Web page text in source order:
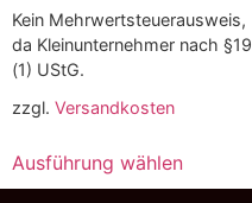
Kein Mehrwertsteuerausweis,
da Kleinunternehmer nach §19
(1) UStG.
zzgl. Versandkosten
Ausführung wählen